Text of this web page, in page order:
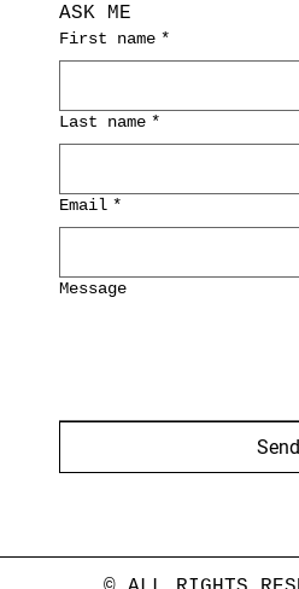
ASK ME
First name *
Last name *
Email *
Message
Send